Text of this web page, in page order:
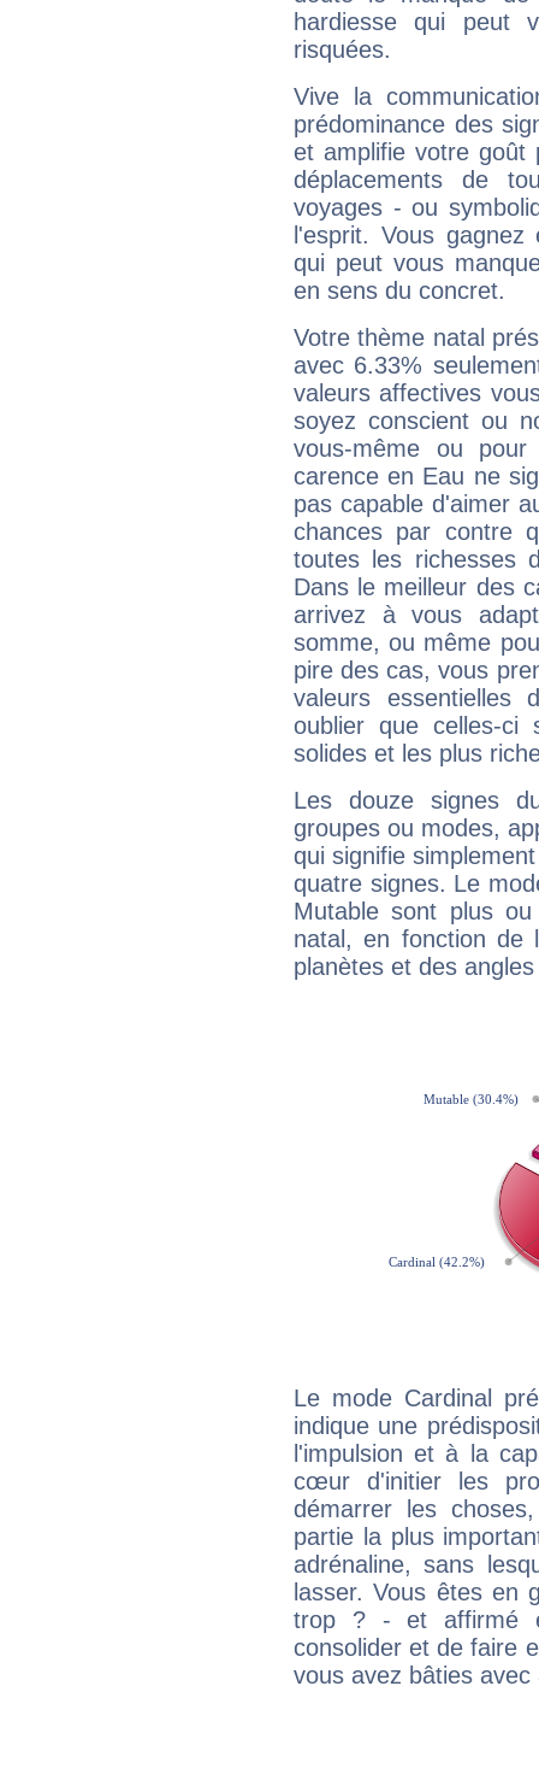
hardiesse qui peut
risquées.
Vive la
prédominance des
et amplifie votre goût
déplacements de
voyages - ou
l'esprit. Vous
qui peut vous
en sens du concret.
Votre thème natal
avec 6.33%
valeurs affectives
soyez conscient ou
vous-même ou
carence en Eau ne
pas capable d'aimer
chances par contre
toutes les richesses
Dans le meilleur des
arrivez à vous
somme, ou même
pire des cas, vous
valeurs
oublier que celles-
solides et les plus
Les douze signes
groupes ou modes,
qui signifie
quatre signes. Le
Mutable sont plus
natal, en fonction de
planètes et des
Le mode Cardinal
indique une
l'impulsion et à la
cœur d'initier les
démarrer les
partie la plus
adrénaline, sans
lasser. Vous êtes en
trop ? - et affirmé
consolider et de faire
vous avez bâties avec